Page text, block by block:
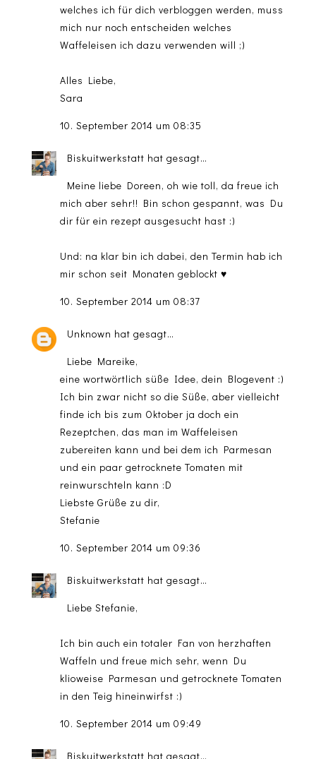
welches ich für dich verbloggen werden, muss
mich nur noch entscheiden welches
Waffeleisen ich dazu verwenden will ;)
Alles Liebe,
Sara
10. September 2014 um 08:35
Biskuitwerkstatt hat gesagt…
Meine liebe Doreen, oh wie toll, da freue ich
mich aber sehr!! Bin schon gespannt, was Du
dir für ein rezept ausgesucht hast :)
Und: na klar bin ich dabei, den Termin hab ich
mir schon seit Monaten geblockt ♥
10. September 2014 um 08:37
Unknown hat gesagt…
Liebe Mareike,
eine wortwörtlich süße Idee, dein Blogevent :)
Ich bin zwar nicht so die Süße, aber vielleicht
finde ich bis zum Oktober ja doch ein
Rezeptchen, das man im Waffeleisen
zubereiten kann und bei dem ich Parmesan
und ein paar getrocknete Tomaten mit
reinwurschteln kann :D
Liebste Grüße zu dir,
Stefanie
10. September 2014 um 09:36
Biskuitwerkstatt hat gesagt…
Liebe Stefanie,
Ich bin auch ein totaler Fan von herzhaften
Waffeln und freue mich sehr, wenn Du
klioweise Parmesan und getrocknete Tomaten
in den Teig hineinwirfst :)
10. September 2014 um 09:49
Biskuitwerkstatt hat gesagt…